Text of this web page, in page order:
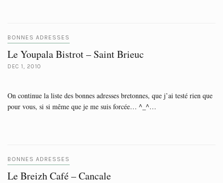
BONNES ADRESSES
Le Youpala Bistrot – Saint Brieuc
DEC 1, 2010
On continue la liste des bonnes adresses bretonnes, que j’ai testé rien que
pour vous, si si même que je me suis forcée… ^_^…
BONNES ADRESSES
Le Breizh Café – Cancale